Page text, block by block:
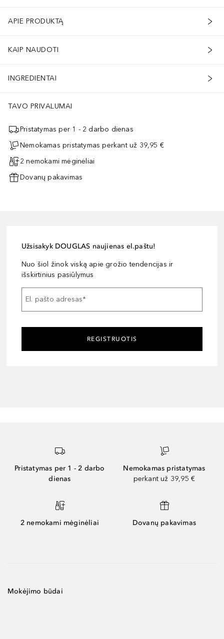
APIE PRODUKTĄ
KAIP NAUDOTI
INGREDIENTAI
TAVO PRIVALUMAI
Pristatymas per 1 - 2 darbo dienas
Nemokamas pristatymas perkant už 39,95 €
2 nemokami mėginėliai
Dovanų pakavimas
Užsisakyk DOUGLAS naujienas el.paštu!
Nuo šiol žinok viską apie grožio tendencijas ir
išskirtinius pasiūlymus
El. pašto adresas*
REGISTRUOTIS
Pristatymas per 1 - 2 darbo
dienas
Nemokamas pristatymas
perkant už 39,95 €
2 nemokami mėginėliai Dovanų pakavimas
Mokėjimo būdai